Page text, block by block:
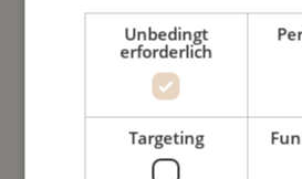
- Das Spielbrett misst 40 x 40 cm,
großen Puzzleteilen.
- Fördert visuelle Wahrnehmung, Fokus
- Perfekt für gemeinsame, spaßige
- Geeignet ab: 3 Jahren.
Unbedingt
erforderlich
Targeting